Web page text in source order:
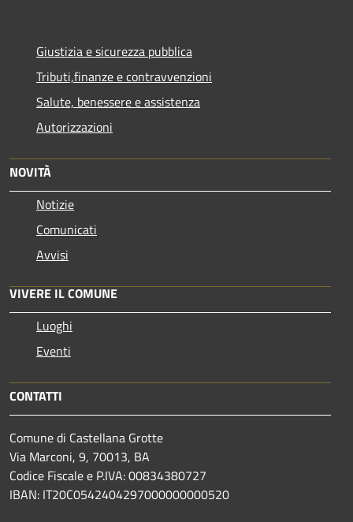
Giustizia e sicurezza pubblica
Tributi,finanze e contravvenzioni
Salute, benessere e assistenza
Autorizzazioni
NOVITÀ
Notizie
Comunicati
Avvisi
VIVERE IL COMUNE
Luoghi
Eventi
CONTATTI
Comune di Castellana Grotte
Via Marconi, 9, 70013, BA
Codice Fiscale e P.IVA: 00834380727
IBAN: IT20C0542404297000000000520